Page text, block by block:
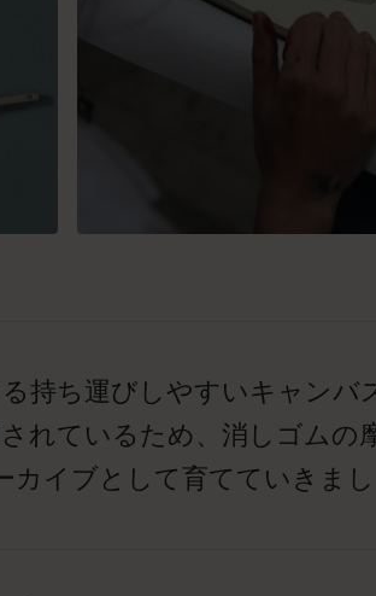
持ち運びしやすいキャンバ
れているため、消しゴムの
イブとして育てていきまし